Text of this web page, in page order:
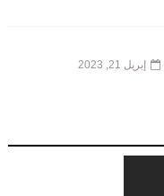
إبريل 21, 2023